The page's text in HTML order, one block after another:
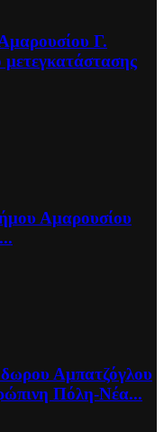
Γ.
μετεγκατάστασης
Αμαρουσίου
Αμπατζόγλου
Πόλη-Νέα...